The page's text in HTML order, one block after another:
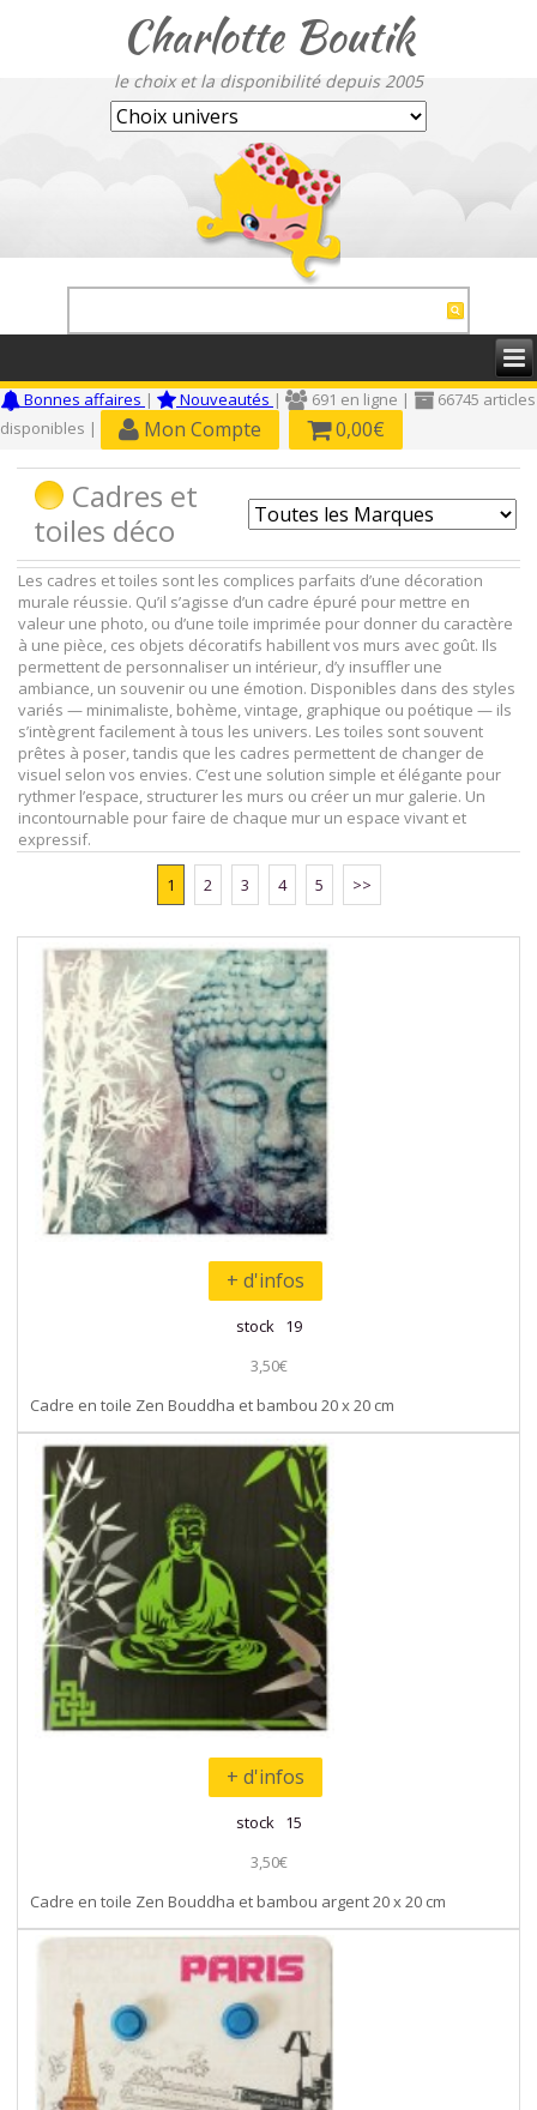
Charlotte Boutik
le choix et la disponibilité depuis 2005
Bonnes affaires | Nouveautés | 691 en ligne |
66745 articles
disponibles |
Mon Compte 0,00€
Cadres et
toiles déco
Les cadres et toiles sont les complices parfaits d’une décoration
murale réussie. Qu’il s’agisse d’un cadre épuré pour mettre en
valeur une photo, ou d’une toile imprimée pour donner du caractère
à une pièce, ces objets décoratifs habillent vos murs avec goût. Ils
permettent de personnaliser un intérieur, d’y insuffler une
ambiance, un souvenir ou une émotion. Disponibles dans des styles
variés — minimaliste, bohème, vintage, graphique ou poétique — ils
s’intègrent facilement à tous les univers. Les toiles sont souvent
prêtes à poser, tandis que les cadres permettent de changer de
visuel selon vos envies. C’est une solution simple et élégante pour
rythmer l’espace, structurer les murs ou créer un mur galerie. Un
incontournable pour faire de chaque mur un espace vivant et
expressif.
1 2 3 4 5 >>
+ d'infos
stock 19
3,50€
Cadre en toile Zen Bouddha et bambou 20 x 20 cm
+ d'infos
stock 15
3,50€
Cadre en toile Zen Bouddha et bambou argent 20 x 20 cm